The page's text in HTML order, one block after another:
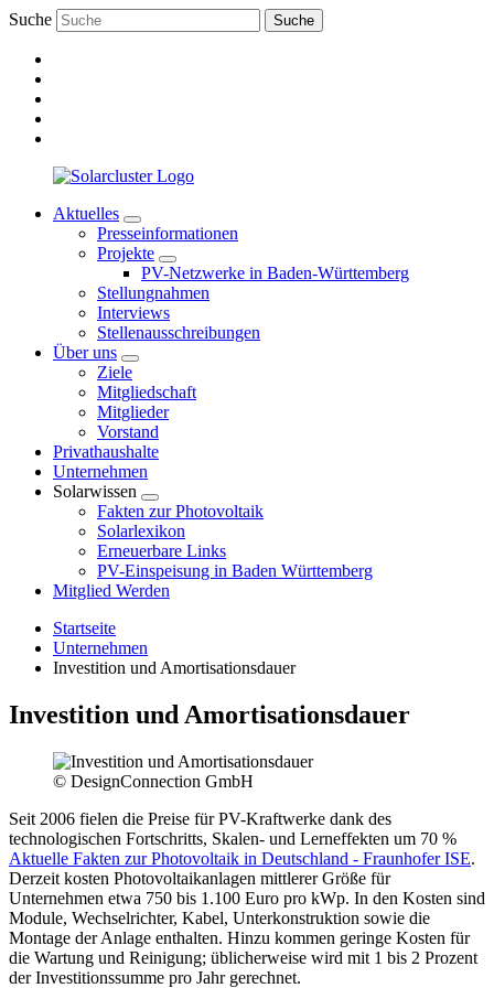
Suche Suche
Aktuelles
Presseinformationen
Projekte
PV-Netzwerke in Baden-Württemberg
Stellungnahmen
Interviews
Stellenausschreibungen
Über uns
Ziele
Mitgliedschaft
Mitglieder
Vorstand
Privathaushalte
Unternehmen
Solarwissen
Fakten zur Photovoltaik
Solarlexikon
Erneuerbare Links
PV-Einspeisung in Baden Württemberg
Mitglied Werden
Startseite
Unternehmen
Investition und Amortisationsdauer
Investition und Amortisationsdauer
© DesignConnection GmbH
Seit 2006 fielen die Preise für PV-Kraftwerke dank des
technologischen Fortschritts, Skalen- und Lerneffekten um 70 %
Aktuelle Fakten zur Photovoltaik in Deutschland - Fraunhofer ISE.
Derzeit kosten Photovoltaikanlagen mittlerer Größe für
Unternehmen etwa 750 bis 1.100 Euro pro kWp. In den Kosten sind
Module, Wechselrichter, Kabel, Unterkonstruktion sowie die
Montage der Anlage enthalten. Hinzu kommen geringe Kosten für
die Wartung und Reinigung; üblicherweise wird mit 1 bis 2 Prozent
der Investitionssumme pro Jahr gerechnet.